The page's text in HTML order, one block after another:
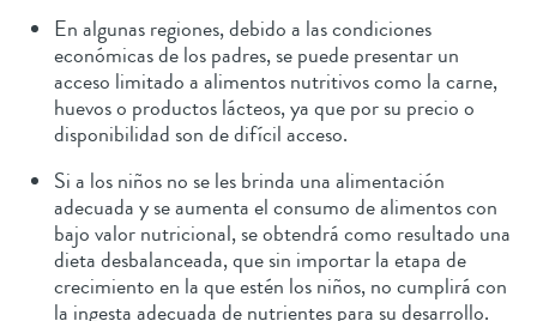
En algunas regiones, debido a las condiciones
económicas de los padres, se puede presentar un
acceso limitado a alimentos nutritivos como la carne,
huevos o productos lácteos, ya que por su precio o
disponibilidad son de difícil acceso.
Si a los niños no se les brinda una alimentación
adecuada y se aumenta el consumo de alimentos con
bajo valor nutricional, se obtendrá como resultado una
dieta desbalanceada, que sin importar la etapa de
crecimiento en la que estén los niños, no cumplirá con
la ingesta adecuada de nutrientes para su desarrollo.